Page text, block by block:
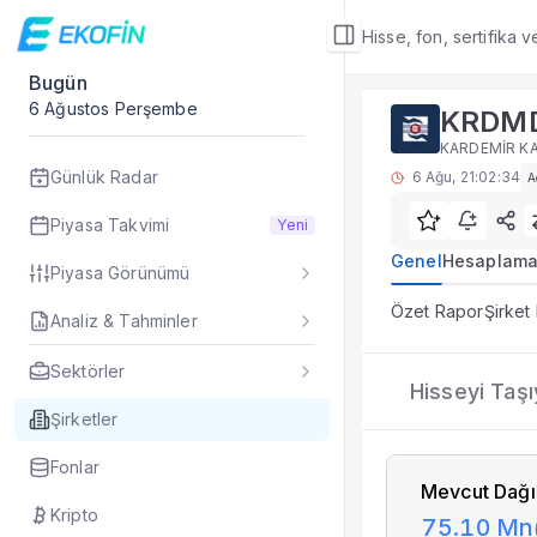
Hisse, fon, sertifika
Bugün
6 Ağustos Perşembe
Günlük Radar
Piyasa Takvimi Yeni
Piyasa Görünümü
Analiz & Tahminler
Sektörler
Şirketler
Fonlar
Kripto
Şirket Detay
Hisseyi Taşıyan
KRDMD hissesini
Sık Sorulan
KRDMD hisseyi
KRDMD hissesi
Hisseyi Taşıyan
Şirket Detay— İlgili
Şirket Rapor
Aracı Kurum
Özet Bilanço
KARDEMİR
6 Ağu, 21:02:34
Genel
Özet RaporŞirket
KRDMD
Hisseyi
Mevcut
75.10 Mn